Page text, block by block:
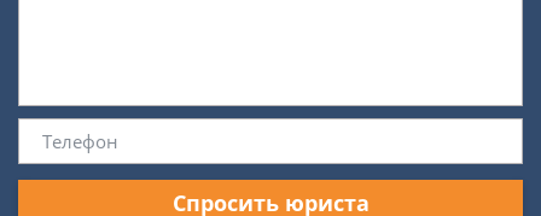
Спросить юриста